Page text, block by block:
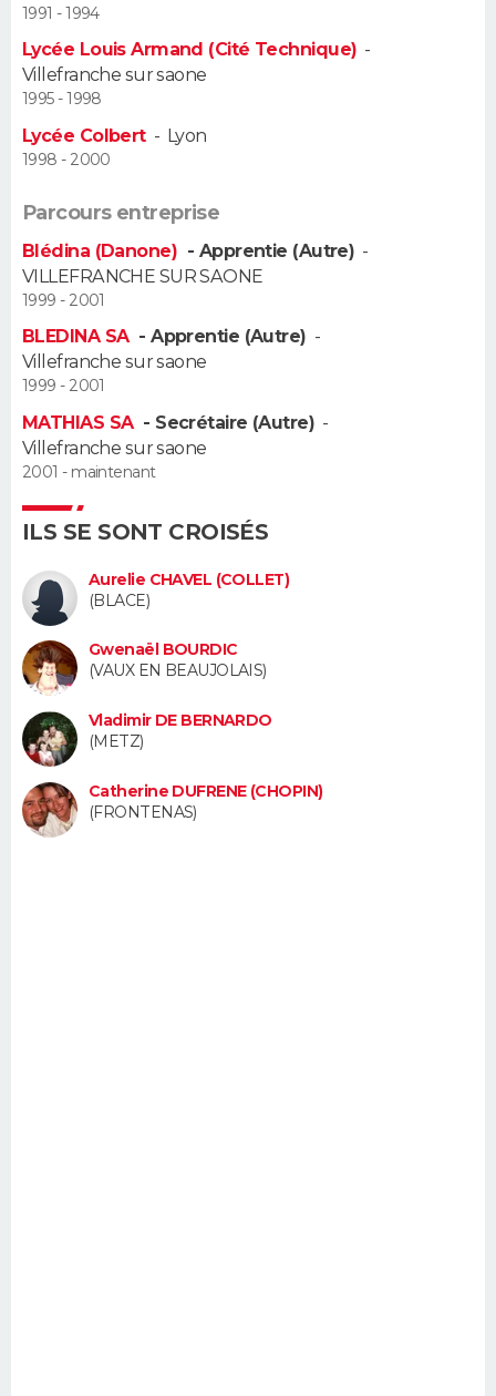
Alimentation
Guide de la santé
Maladies
Médicaments
Sommeil
VOYAGE
Destinations
City break
Voyage nature
Voyage de noces
Forum
Climat
+
PHOTO
GUIDES D'ACHAT
BONS PLANS
CARTE DE VOEUX
Carte de Noël
Carte Bonne année
Carte Saint-Valentin
Carte Pâques
Carte d'anniversaire
DICTIONNAIRE
Dictionnaire
Biographies
Citations
Expressions
Proverbes
PROGRAMME TV
COPAINS D'AVANT
S'inscrire
Se connecter
Lycées
Collèges
Primaires
Universités
Entreprises
Service militaire
Avis de recherche
AVIS DE DÉCÈS
FORUM
1991 - 1994
Lycée Louis Armand (Cité Technique) -
Villefranche sur saone
1995 - 1998
Lycée Colbert- Lyon
1998 - 2000
Parcours entreprise
Blédina (Danone) - Apprentie (Autre) -
VILLEFRANCHE SUR SAONE
1999 - 2001
BLEDINA SA - Apprentie (Autre) -
Villefranche sur saone
1999 - 2001
MATHIAS SA - Secrétaire (Autre) -
Villefranche sur saone
2001 - maintenant
ILS SE SONT CROISÉS
Aurelie CHAVEL (COLLET)
(BLACE)
Gwenaël BOURDIC
(VAUX EN BEAUJOLAIS)
Vladimir DE BERNARDO
(METZ)
Catherine DUFRENE (CHOPIN)
(FRONTENAS)